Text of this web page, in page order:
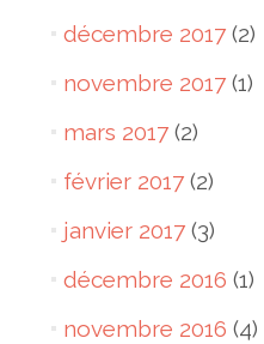
décembre 2017(2)
novembre 2017(1)
mars 2017(2)
février 2017(2)
janvier 2017(3)
décembre 2016 (1)
novembre 2016 (4)